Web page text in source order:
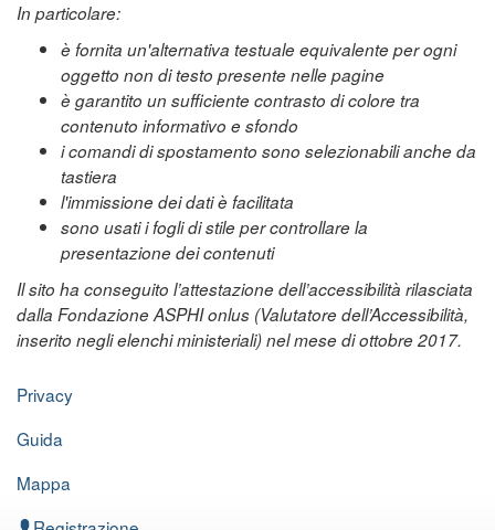
In particolare:
è fornita un'alternativa testuale equivalente per ogni
oggetto non di testo presente nelle pagine
è garantito un sufficiente contrasto di colore tra
contenuto informativo e sfondo
i comandi di spostamento sono selezionabili anche da
tastiera
l'immissione dei dati è facilitata
sono usati i fogli di stile per controllare la
presentazione dei contenuti
Il sito ha conseguito l’attestazione dell’accessibilità rilasciata
dalla Fondazione ASPHI onlus (Valutatore dell’Accessibilità,
inserito negli elenchi ministeriali) nel mese di ottobre 2017.
Privacy
Guida
Mappa